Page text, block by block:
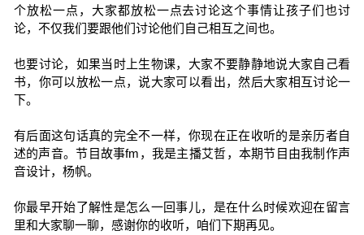
个放松一点，大家都放松一点去讨论这个事情让孩子们也讨
论，不仅我们要跟他们讨论他们自己相互之间也。
也要讨论，如果当时上生物课，大家不要静静地说大家自己看
书，你可以放松一点，说大家可以看出，然后大家相互讨论一
下。
有后面这句话真的完全不一样，你现在正在收听的是亲历者自
述的声音。节目故事fm，我是主播艾哲，本期节目由我制作声
音设计，杨帆。
你最早开始了解性是怎么一回事儿，是在什么时候欢迎在留言
里和大家聊一聊，感谢你的收听，咱们下期再见。